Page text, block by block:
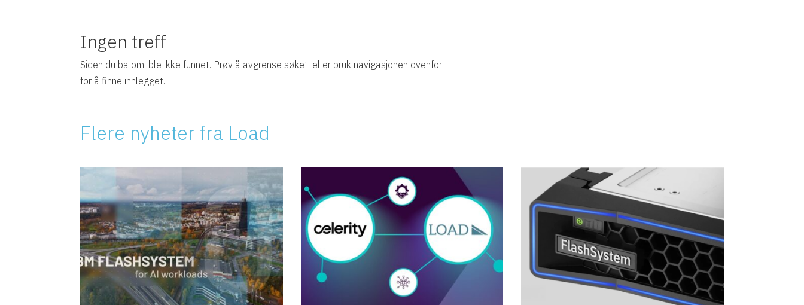
Ingen treff
Siden du ba om, ble ikke funnet. Prøv å avgrense søket, eller bruk navigasjonen ovenfor
for å finne innlegget.
Flere nyheter fra Load